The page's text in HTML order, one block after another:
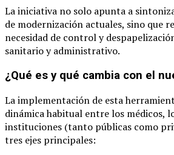
La iniciativa no solo apunta a
de modernización actuales, sino que
necesidad de control y
sanitario y administrativo.
¿Qué es y qué cambia con el
La implementación de esta
dinámica habitual entre los médicos,
instituciones (tanto públicas como
tres ejes principales: